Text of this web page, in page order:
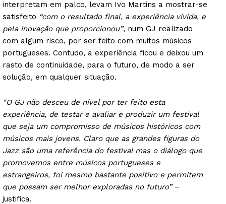
interpretam em palco, levam Ivo Martins a mostrar-se
satisfeito “com o resultado final, a experiência vivida, e
pela inovação que proporcionou”, num GJ realizado
com algum risco, por ser feito com muitos músicos
portugueses. Contudo, a experiência ficou e deixou um
rasto de continuidade, para o futuro, de modo a ser
solução, em qualquer situação.
“O GJ não desceu de nível por ter feito esta
experiência, de testar e avaliar e produzir um festival
que seja um compromisso de músicos históricos com
músicos mais jovens. Claro que as grandes figuras do
Jazz são uma referência do festival mas o diálogo que
promovemos entre músicos portugueses e
estrangeiros, foi mesmo bastante positivo e permitem
que possam ser melhor exploradas no futuro”–
justifica.